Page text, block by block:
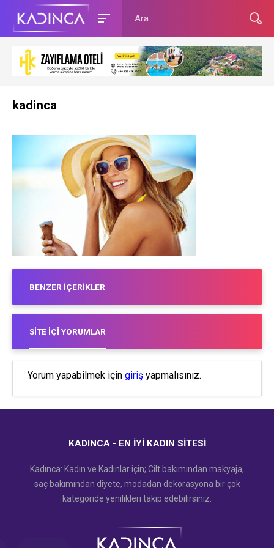
kadinca
BENZER İÇERIKLER
SITE İÇI YORUMLAR
Yorum yapabilmek için giriş yapmalısınız.
KADINCA - EN İYI KADIN SITESI
Kadınca: Kadın ve Kadınlar için; Cilt bakımından makyaja,
saç bakımından diyete, modadan dekorasyona bir çok
kategoride yenilikleri takip edebilirsiniz.